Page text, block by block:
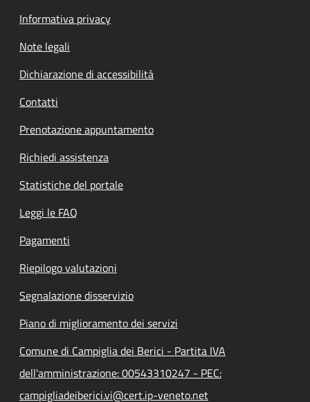
Informativa privacy
Note legali
Dichiarazione di accessibilità
Contatti
Prenotazione appuntamento
Richiedi assistenza
Statistiche del portale
Leggi le FAQ
Pagamenti
Riepilogo valutazioni
Segnalazione disservizio
Piano di miglioramento dei servizi
Comune di Campiglia dei Berici - Partita IVA
dell'amministrazione: 00543310247 - PEC:
campigliadeiberici.vi@cert.ip-veneto.net